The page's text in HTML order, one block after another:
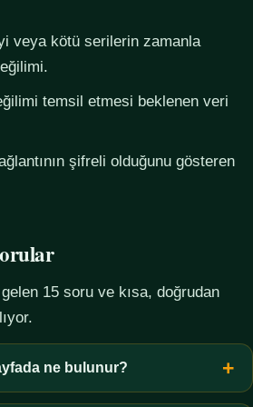
veya kötü serilerin zamanla
temsil etmesi beklenen veri
şifreli olduğunu gösteren
15 soru ve kısa, doğrudan
ne bulunur?
bilgi, terim açıklamaları, veri